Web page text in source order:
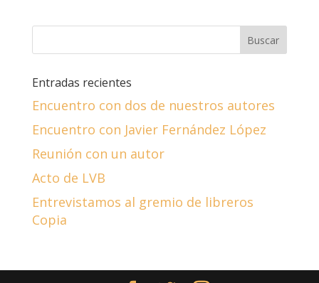
Entradas recientes
Encuentro con dos de nuestros autores
Encuentro con Javier Fernández López
Reunión con un autor
Acto de LVB
Entrevistamos al gremio de libreros
Copia